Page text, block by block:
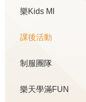
樂Kids MI
課後活動
制服團隊
樂天學滿FUN